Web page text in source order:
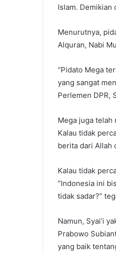
Islam. Demikian
Menurutnya,
Alquran, Nabi
“Pidato Mega
yang sangat
Perlemen DPR,
Mega juga telah
Kalau tidak
berita dari Allah
Kalau tidak
“Indonesia ini
tidak sadar?”
Namun, Syai’i
Prabowo
yang baik